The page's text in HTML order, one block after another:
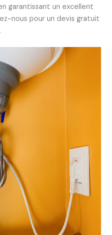
garantissant un excellent
nous pour un devis gratuit